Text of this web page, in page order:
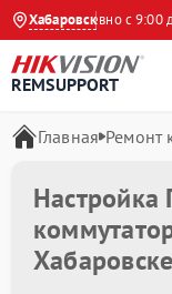
Хабаровск
Ежедневно с 9:00 до
REMSUPPORT
Главная Ремонт
Настройка
Хабаровске